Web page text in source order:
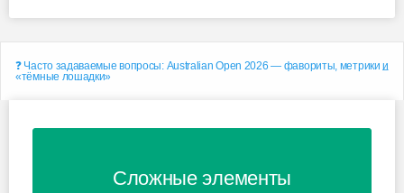
❓ Часто задаваемые вопросы: Australian Open 2026 — фавориты, метрики и
«тёмные лошадки»
Сложные элементы